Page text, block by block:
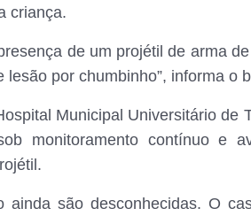
criança.
de um projétil de arma
por chumbinho”, informa o
Municipal Universitário de
monitoramento contínuo e
são desconhecidas. O